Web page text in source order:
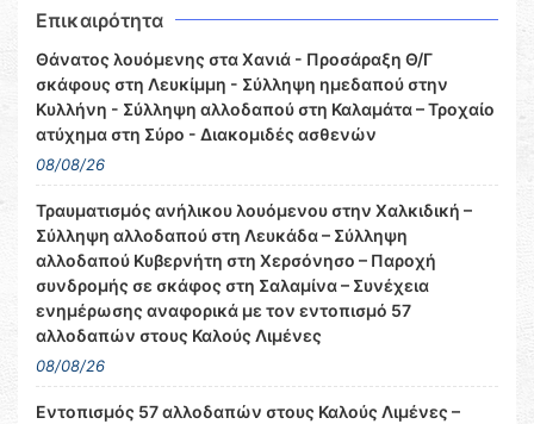
Επικαιρότητα
Θάνατος λουόμενης στα Χανιά - Προσάραξη Θ/Γ
σκάφους στη Λευκίμμη - Σύλληψη ημεδαπού στην
Κυλλήνη - Σύλληψη αλλοδαπού στη Καλαμάτα – Τροχαίο
ατύχημα στη Σύρο - Διακομιδές ασθενών
08/08/26
Τραυματισμός ανήλικου λουόμενου στην Χαλκιδική –
Σύλληψη αλλοδαπού στη Λευκάδα – Σύλληψη
αλλοδαπού Κυβερνήτη στη Χερσόνησο – Παροχή
συνδρομής σε σκάφος στη Σαλαμίνα – Συνέχεια
ενημέρωσης αναφορικά με τον εντοπισμό 57
αλλοδαπών στους Καλούς Λιμένες
08/08/26
Εντοπισμός 57 αλλοδαπών στους Καλούς Λιμένες –